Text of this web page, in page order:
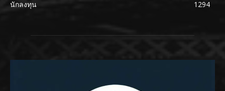
นักลงทุน
1294